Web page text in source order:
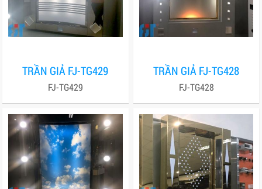
TRẦN GIẢ FJ-TG429
FJ-TG429
TRẦN GIẢ FJ-TG428
FJ-TG428